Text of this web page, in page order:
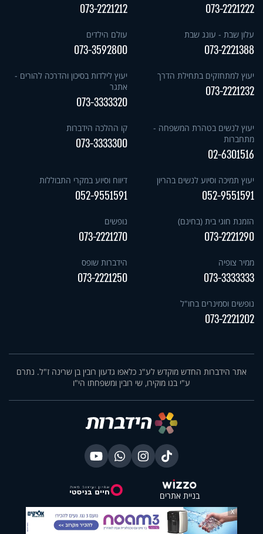
073-2221222
073-2221212
עלון שבת - עונג שבת
073-2221388
עולם הילדים
073-3592800
יעוץ למתחזקים בתחילת הדרך
073-2221232
יעוץ לילדות בסיכון והדרכה להורים -
אתגר
073-3333320
יעוץ לנשים בטהרת המשפחה -
מתחברות
02-6301516
קו ההלכה הידברות
073-3333300
יעוץ תמיכה וסיוע לנשים בהריון
052-9551591
דיווח וסיוע במקרי התבוללות
052-9551591
הזמנת חוגי בית (בחינם)
073-2221290
נופשים
073-2221270
ממיר צופיה
073-3333333
הידברות שופס
073-2221250
נופשים וסמינרים בחו"ל
073-2221202
אתר הידברות החדש מוקדש לע"נ כלאפו גדעון רובין בן שרינה ז"ל. נתרם
ע"י בנו מוקירו, שי רובין ומשפחתו הי"ו
בניית אתרים
X